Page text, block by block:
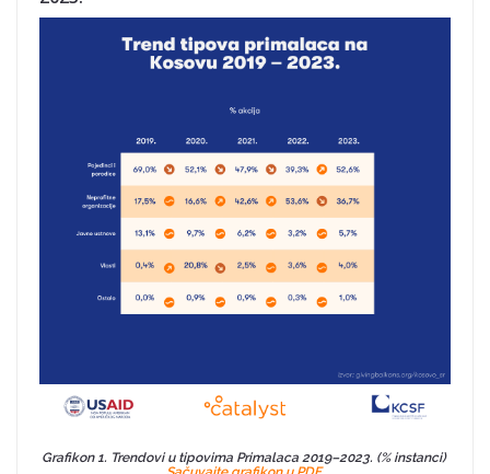
Grafikon 1. Trendovi u tipovima Primalaca 2019–2023. (% instanci)